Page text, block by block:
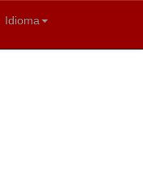
Idioma